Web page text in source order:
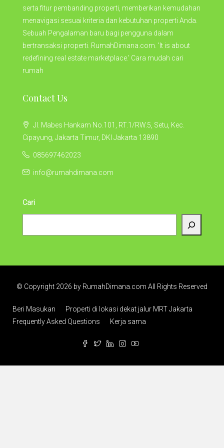
serta fitur pembanding properti, memberikan kemudahan
menavigasi sesuai kriteria dan kebutuhan properti Anda.
Sebuah Pengalaman baru bagi pengguna dalam
bertransaksi properti. RumahDimana.com. 'It is about
redefining real estate marketplace.' Cara mudah cari
rumah
Contact Us
Jl. Mabes Hankam No.101, RT.1/RW.5, Setu, Kec.
Cipayung, Jakarta Timur, DKI Jakarta 13890
085697462023
info@rumahdimana.com
Cari
© Copyright 2026 by RumahDimana.com All Rights Reserved
Beri Masukan
Properti di lokasi dekat jalur MRT Jakarta
Frequently Asked Questions
Kerja sama